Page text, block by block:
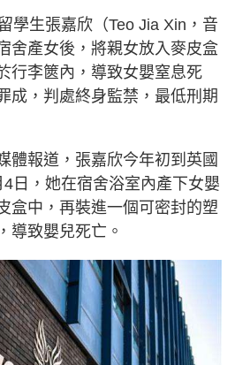
學生張嘉欣（Teo Jia Xin，音
舍產女後，將親女放入麥皮盒
行李篋內，導致女嬰窒息死
成，判處終身監禁，最低刑期
體報道，張嘉欣今年初到英國
日，她在宿舍浴室內產下女嬰
盒中，再裝進一個可密封的塑
導致嬰兒死亡。